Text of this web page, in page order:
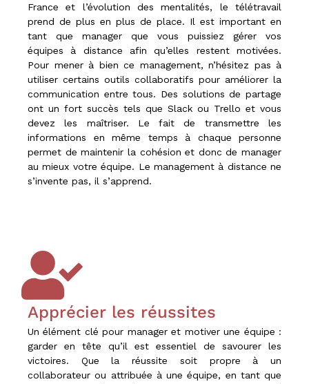
France et l’évolution des mentalités, le télétravail
prend de plus en plus de place. Il est important en
tant que manager que vous puissiez gérer vos
équipes à distance afin qu’elles restent motivées.
Pour mener à bien ce management, n’hésitez pas à
utiliser certains outils collaboratifs pour améliorer la
communication entre tous. Des solutions de partage
ont un fort succès tels que Slack ou Trello et vous
devez les maîtriser. Le fait de transmettre les
informations en même temps à chaque personne
permet de maintenir la cohésion et donc de manager
au mieux votre équipe. Le management à distance ne
s’invente pas, il s’apprend.
Apprécier les réussites
Un élément clé pour manager et motiver une équipe :
garder en tête qu’il est essentiel de savourer les
victoires. Que la réussite soit propre à un
collaborateur ou attribuée à une équipe, en tant que